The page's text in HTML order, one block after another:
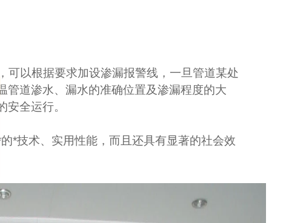
可以根据要求加设渗漏报警线，一旦管道某处
管道渗水、漏水的准确位置及渗漏程度的大
全运行。
*技术、实用性能，而且还具有显著的社会效